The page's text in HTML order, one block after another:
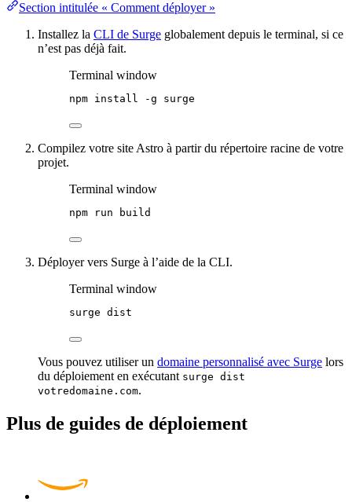
Section intitulée « Comment déployer »
Installez la CLI de Surge globalement depuis le terminal, si ce
n’est pas déjà fait.
Terminal window
npm install -g surge
Compilez votre site Astro à partir du répertoire racine de votre
projet.
Terminal window
npm run build
Déployer vers Surge à l’aide de la CLI.
Terminal window
surge dist
Vous pouvez utiliser un domaine personnalisé avec Surge lors
du déploiement en exécutant surge dist
votredomaine.com.
Plus de guides de déploiement